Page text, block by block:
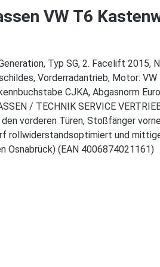
VW T6
Typ SG, 2. Facelift
Vorderradantrieb, Motor:
CJKA, Abgasnorm
/ TECHNIK SERVICE
vorderen Türen, Stoßfänger
und
Osnabrück) (EAN 4006874021161)